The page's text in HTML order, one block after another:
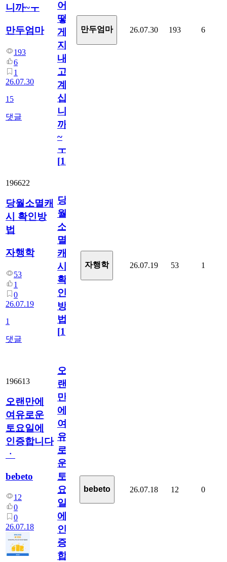
니까~ㅜ
만두엄마
193
6
1
26.07.30
15
댓글
어
떻
게
지
내
고
계
십
니
까
~
ㅜ
[15
만두엄마 26.07.30 193 6
196622
당월소멸캐
시 확인방
법
자행학
53
1
0
26.07.19
1
댓글
당
월
소
멸
캐
시
확
인
방
법
[1]
자행학 26.07.19 53 1
196613
오랜만에
여유로운
토요일에
인증합니다
ㆍ
bebeto
12
0
0
26.07.18
오
랜
만
에
여
유
로
운
토
요
일
에
인
증
합
bebeto 26.07.18 12 0